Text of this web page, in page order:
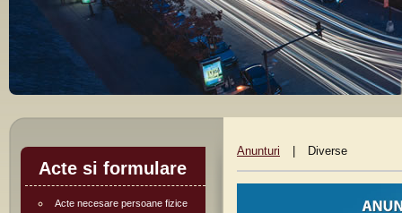
Acte si formulare
Acte necesare persoane fizice
Anunturi Diverse